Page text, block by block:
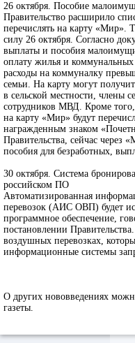
26 октября. Пособие
Правительство расширило
перечислять на карту «Мир».
силу 26 октября. Согласно
выплаты и пособия
оплату жилья и коммунальных
расходы на коммуналку
семьи. На карту могут
в сельской местности, члены
сотрудников МВД. Кроме
на карту «Мир» будут
награжденным знаком
Правительства, сейчас через
пособия для безработных,
30 октября. Система
российском ПО
Автоматизированная
перевозок (АИС ОВП) будет
программное обеспечение,
постановлении
воздушных перевозках,
информационные системы
О других нововведениях
газеты.